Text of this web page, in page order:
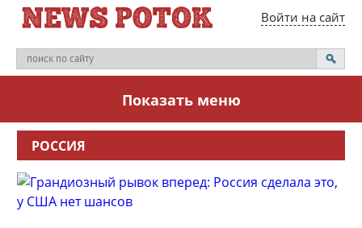
Войти на сайт
Показать меню
РОССИЯ